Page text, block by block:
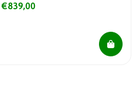
€839,00